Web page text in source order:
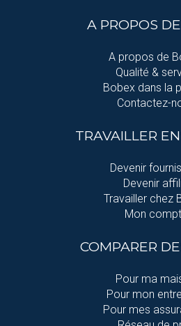
A PROPOS
A propos de
Qualité &
Bobex dans la
Contactez-
TRAVAILLER
Devenir
Devenir
Travailler chez
Mon
COMPARER
Pour ma
Pour mon
Pour mes